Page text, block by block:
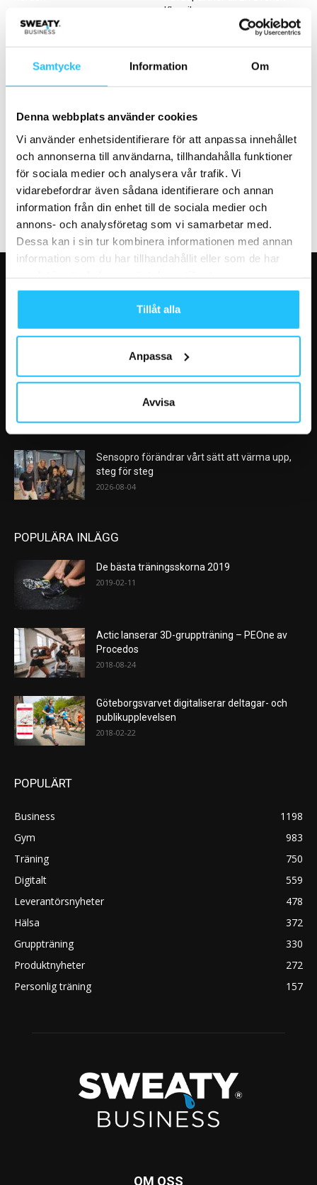
Samtycke Information Om
Denna webbplats använder cookies
Vi använder enhetsidentifierare för att anpassa innehållet
och annonserna till användarna, tillhandahålla funktioner
för sociala medier och analysera vår trafik. Vi
vidarebefordrar även sådana identifierare och annan
information från din enhet till de sociala medier och
annons- och analysföretag som vi samarbetar med.
Dessa kan i sin tur kombinera informationen med annan
information som du har tillhandahållit eller som de har
Tillåt alla
Anpassa
Avvisa
Klassiker
Business
ŌURA förvärvar Veri för att
förbättra den globala
metabola hälsan
Business
Peloton säger upp 400
anställda och söker ny vd
VÅRA FAVORITER
efter träningspasset
2026-08-06
konsolideringsfas – och...
Sensopro förändrar vårt sätt att värma upp,
steg för steg
2026-08-04
POPULÄRA INLÄGG
De bästa träningsskorna 2019
2019-02-11
Actic lanserar 3D-gruppträning – PEOne av
Procedos
2018-08-24
Göteborgsvarvet digitaliserar deltagar- och
publikupplevelsen
2018-02-22
POPULÄRT
Business
1198
Gym
983
Träning
750
Digitalt
559
Leverantörsnyheter
478
Hälsa
372
Gruppträning
330
Produktnyheter
272
Personlig träning
157
OM OSS